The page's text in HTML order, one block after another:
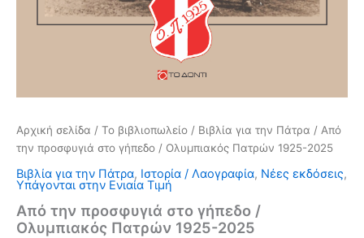
Αρχική σελίδα / Το βιβλιοπωλείο / Βιβλία για την Πάτρα / Από
την προσφυγιά στο γήπεδο / Ολυμπιακός Πατρών 1925-2025
Βιβλία για την Πάτρα, Ιστορία / Λαογραφία, Νέες εκδόσεις,
Υπάγονται στην Ενιαία Τιμή
Από την προσφυγιά στο γήπεδο /
Ολυμπιακός Πατρών 1925-2025